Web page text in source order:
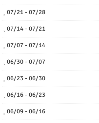
07/21 - 07/28
07/14 - 07/21
07/07 - 07/14
06/30 - 07/07
06/23 - 06/30
06/16 - 06/23
06/09 - 06/16